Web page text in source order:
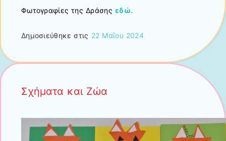
Φωτογραφίες της Δράσης εδώ.
Δημοσιεύθηκε στις 22 Μαΐου 2024
Σχήματα και Ζώα